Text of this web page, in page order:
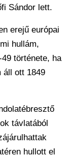
Sándor lett.
erejű európai
hullám,
története, ha
áll ott 1849
távlatából
hullott el